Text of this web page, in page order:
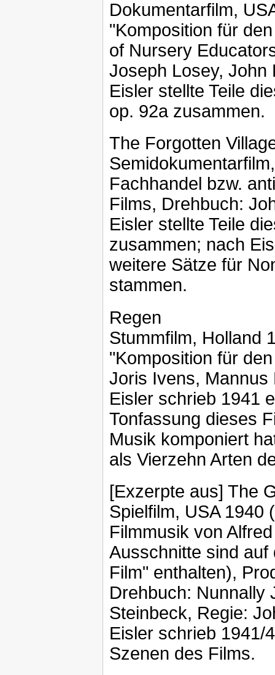
Dokumentarfilm,
"Komposition für
of Nursery
Joseph Losey, John
Eisler stellte Teile
op. 92a zusammen.
The Forgotten
Fachhandel bzw.
Films, Drehbuch:
Eisler stellte Teile
zusammen; nach
weitere Sätze für
stammen.
Regen
Stummfilm, Holland
"Komposition für
Joris Ivens,
Eisler schrieb 1941
Tonfassung dieses
Musik komponiert
als Vierzehn Arten
[Exzerpte aus] The
Spielfilm, USA 1940
Filmmusik von
Ausschnitte sind
Film" enthalten),
Drehbuch: Nunnally
Steinbeck, Regie:
Eisler schrieb 1941/
Szenen des Films.